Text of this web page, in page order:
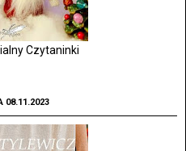
Czytaninki
08.11.2023